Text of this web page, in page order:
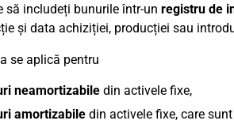
să includeți bunurile într-un registru de
și data achiziției, producției sau
se aplică pentru
neamortizabiledin activele fixe,
amortizabiledin activele fixe, care